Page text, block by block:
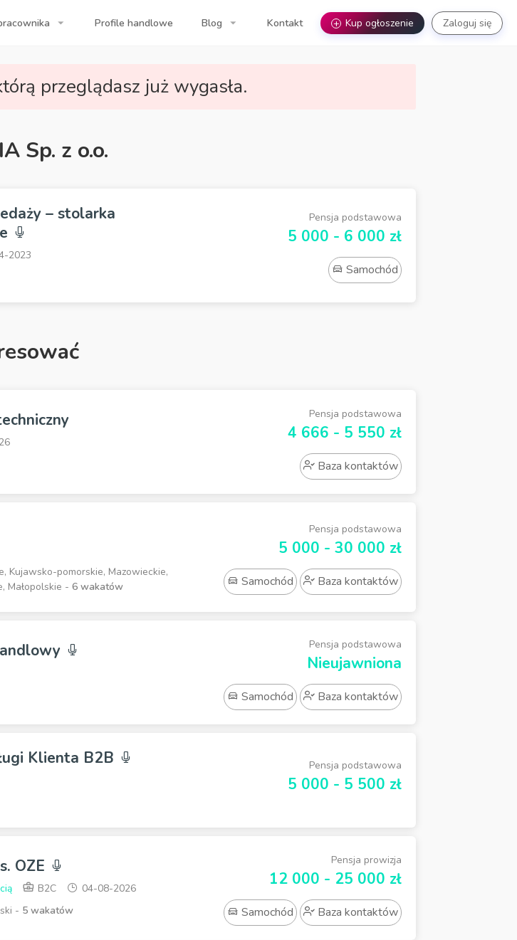
Profile handlowe Blog Kontakt + Kup ogłoszenie Zaloguj się
przeglądasz już wygasła.
Sp. z o.o.
– stolarka
2023
Pensja podstawowa
5 000 - 6 000 zł
Samochód
Pensja podstawowa
4 666 - 5 550 zł
Baza kontaktów
Kujawsko-pomorskie, Mazowieckie,
Małopolskie - 6 wakatów
Pensja podstawowa
5 000 - 30 000 zł
Samochód Baza kontaktów
Pensja podstawowa
Nieujawniona
Samochód Baza kontaktów
Klienta B2B Pensja podstawowa
5 000 - 5 500 zł
OZE
B2C
04-08-2026
- 5 wakatów
Pensja prowizja
12 000 - 25 000 zł
Samochód Baza kontaktów